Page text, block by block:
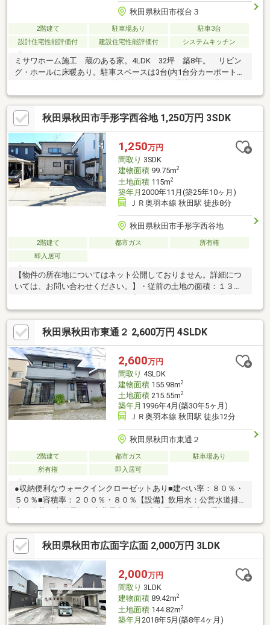
秋田県秋田市桜台３
2階建て 駐車場あり
駐車3台
設計住宅性能評価付
建設住宅性能評価付 システムキッチン
ミサワホーム施工 蔵のある家。4LDK 32坪 築8年。 リビン
グ・ホールに床暖あり。駐車スペースは3台(内1台分カーポート付
用品や趣味のアイテム、備蓄品など何でもしまえます。蔵の上階
は独立したマルチルームがあり、多彩に活用できます。内覧のご
予約お待ちしております。
秋田県秋田市手形字西谷地 1,250万円 3SDK
1,250万円
間取り 3SDK
建物面積99.75m2
土地面積115m2
築年月 2000年11月(築25年10ヶ月)
ＪＲ奥羽本線 秋田駅 徒歩8分
秋田県秋田市手形字西谷地
2階建て 都市ガス
所有権
即入居可
【物件の所在地についてはネット公開しておりません。詳細につ
いては、お問い合わせください。】・従前の土地の面積：１３
害はありません。・秋田駅東第三地区土地区画整理事業施工区域
のため、増改築や建て替えの際には土地区画整理法７６条許可申
請が必要です。秋田県秋田市東通２ 2,600万円 4SLDK
2,600万円
間取り 4SLDK
建物面積155.98m2
土地面積215.55m2
築年月 1996年4月(築30年5ヶ月)
ＪＲ奥羽本線 秋田駅 徒歩12分
秋田県秋田市東通２
2階建て 都市ガス
駐車場あり
所有権
即入居可
●収納便利なウォークインクローゼットあり■建ぺい率：８０％・
５０％■容積率：２００％・８０％【設備】飲用水：公営水道排
能です）ガス：都市ガス ※Ｓ＝納戸※図面と現況が異なる場合は現
況を優先します。※間取図は実際とは多少異なる場合がありま
す。※物件の用途地域は、近隣商業地域と第１種低層住居専用地
域にまたがっており、本物件の建ぺい率および容積率は、それぞ
れの用途地域ごとの面積の加重平均した割合となります。
秋田県秋田市広面字広面 2,000万円 3LDK
2,000万円
間取り 3LDK
建物面積89.42m2
土地面積144.82m2
築年月 2018年5月(築8年4ヶ月)